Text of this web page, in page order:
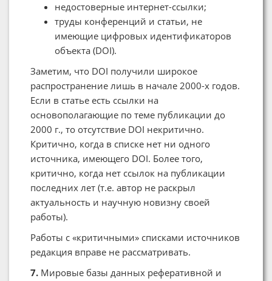
недостоверные интернет-ссылки;
труды конференций и статьи, не
имеющие цифровых идентификаторов
объекта (DOI).
Заметим, что DOI получили широкое
распространение лишь в начале 2000-х годов.
Если в статье есть ссылки на
основополагающие по теме публикации до
2000 г., то отсутствие DOI некритично.
Критично, когда в списке нет ни одного
источника, имеющего DOI. Более того,
критично, когда нет ссылок на публикации
последних лет (т.е. автор не раскрыл
актуальность и научную новизну своей
работы).
Работы с «критичными» списками источников
редакция вправе не рассматривать.
7. Мировые базы данных реферативной и